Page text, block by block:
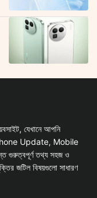
যেখানে আপনি
Update, Mobile
গুরুত্বপূর্ণ তথ্য সহজ ও
জটিল বিষয়গুলো সাধারণ